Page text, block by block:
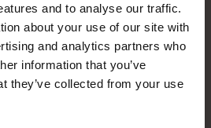
and to analyse our traffic.
about your use of our site with
and analytics partners who
information that you’ve
they’ve collected from your use
waarin we je
en de
en compliance-
We laten je zien
betalingen kan